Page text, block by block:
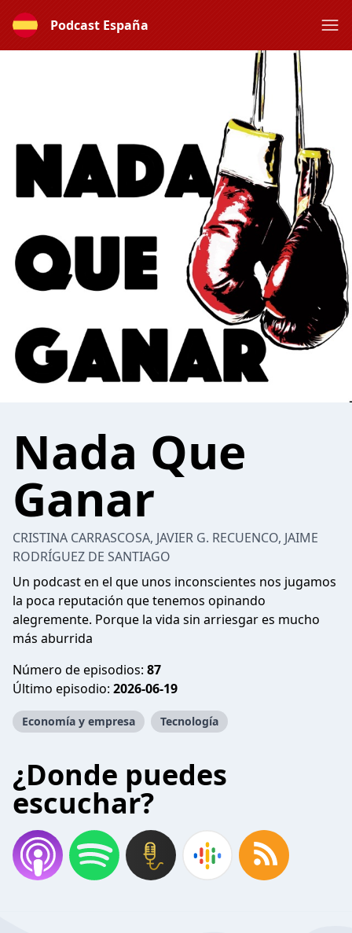
Podcast España
Nada Que
Ganar
CRISTINA CARRASCOSA, JAVIER G. RECUENCO, JAIME
RODRÍGUEZ DE SANTIAGO
Un podcast en el que unos inconscientes nos jugamos
la poca reputación que tenemos opinando
alegremente. Porque la vida sin arriesgar es mucho
más aburrida
Número de episodios: 87
Último episodio: 2026-06-19
Economía y empresa Tecnología
¿Donde puedes
escuchar?